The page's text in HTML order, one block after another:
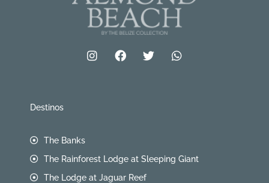
Destinos
The Banks
The Rainforest Lodge at Sleeping Giant
The Lodge at Jaguar Reef